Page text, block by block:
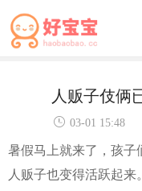
人贩子伎俩
03-01 15:48
暑假马上就来了，孩子
人贩子也变得活跃起